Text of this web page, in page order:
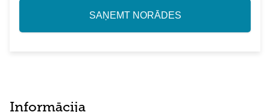
SAŅEMT NORĀDES
Informācija